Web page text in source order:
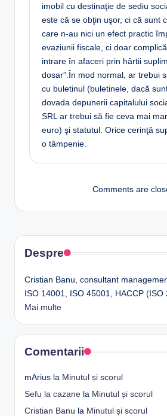
imobil cu destinaţie de sediu
este că se obţin uşor, ci că sunt
care n-au nici un efect practic
evaziunii fiscale, ci doar
intrare în afaceri prin hârtii
dosar”.În mod normal, ar trebui
cu buletinul (buletinele, dacă
dovada depunerii capitalului
SRL ar trebui să fie ceva mai
euro) şi statutul. Orice cerinţă
o tâmpenie.
Comments are
Despre
Cristian Banu, consultant
ISO 14001, ISO 45001, HACCP (ISO
Mai multe
Comentarii
mArius la Minutul și scorul
Sefu la cazane la Minutul și scorul
Cristian Banu la Minutul și scorul